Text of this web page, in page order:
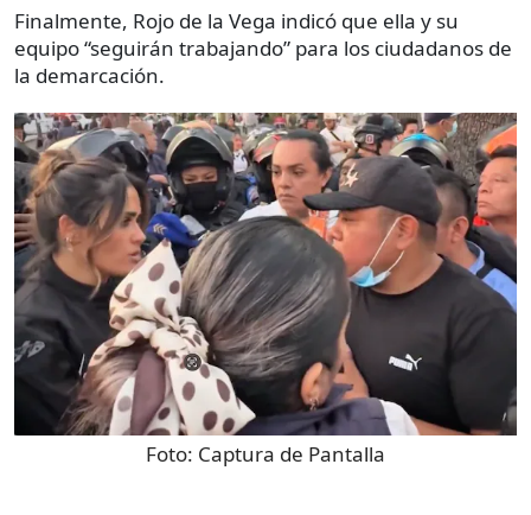
Finalmente, Rojo de la Vega indicó que ella y su
equipo “seguirán trabajando” para los ciudadanos de
la demarcación.
Foto: Captura de Pantalla